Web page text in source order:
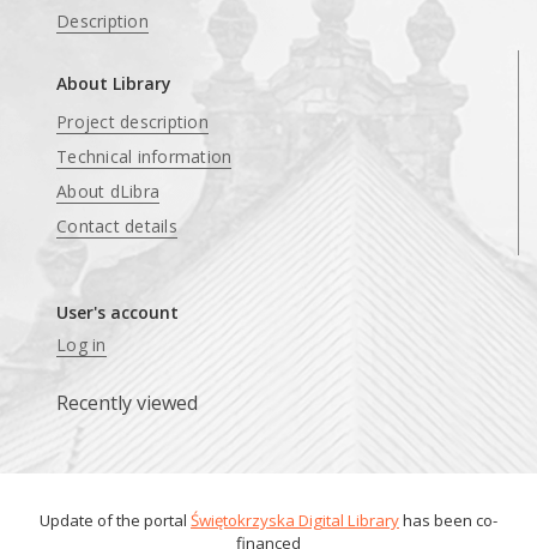
Description
About Library
Project description
Technical information
About dLibra
Contact details
User's account
Log in
Recently viewed
Update of the portal Świętokrzyska Digital Libraryhas been co-
financed